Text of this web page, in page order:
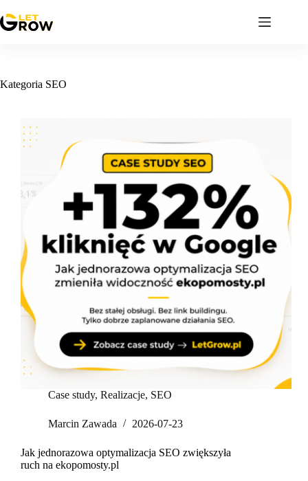
do
treści
Kategoria SEO
Case study, Realizacje, SEO
Marcin Zawada 2026-07-23
Jak jednorazowa optymalizacja SEO zwiększyła
ruch na ekopomosty.pl